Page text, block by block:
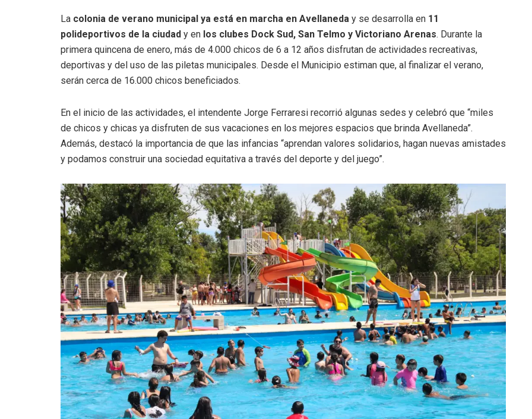
La colonia de verano municipal ya está en marcha en Avellaneda y se desarrolla en 11
polideportivos de la ciudad y en los clubes Dock Sud, San Telmo y Victoriano Arenas. Durante la
primera quincena de enero, más de 4.000 chicos de 6 a 12 años disfrutan de actividades recreativas,
deportivas y del uso de las piletas municipales. Desde el Municipio estiman que, al finalizar el verano,
serán cerca de 16.000 chicos beneficiados.
En el inicio de las actividades, el intendente Jorge Ferraresi recorrió algunas sedes y celebró que “miles
de chicos y chicas ya disfruten de sus vacaciones en los mejores espacios que brinda Avellaneda”.
Además, destacó la importancia de que las infancias “aprendan valores solidarios, hagan nuevas amistades
y podamos construir una sociedad equitativa a través del deporte y del juego”.